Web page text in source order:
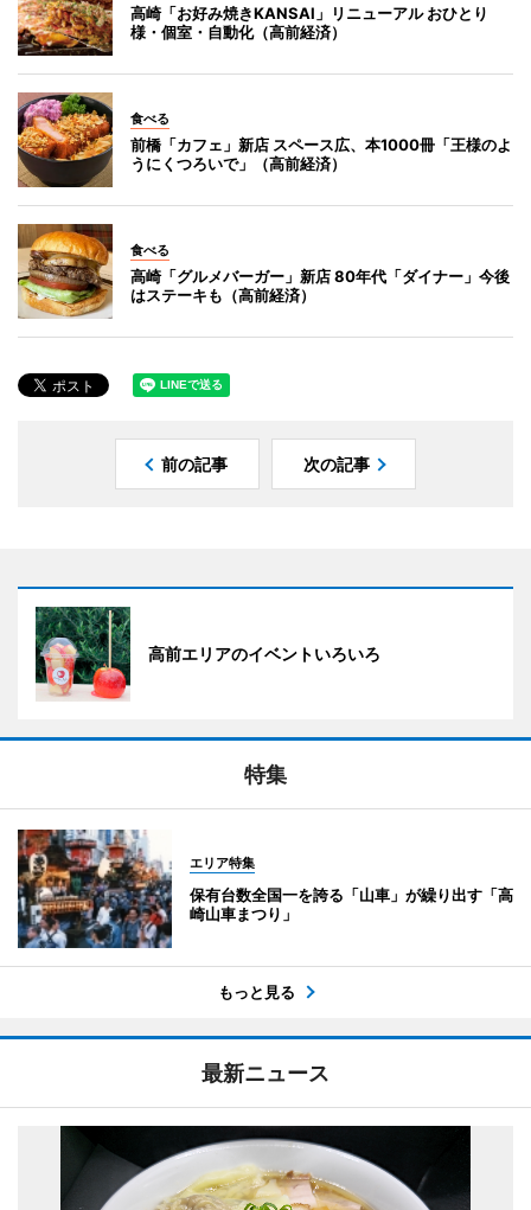
高崎「お好み焼きKANSAI」リニューアル おひとり
様・個室・自動化（高前経済）
食べる
前橋「カフェ」新店 スペース広、本1000冊「王様のよ
うにくつろいで」（高前経済）
食べる
高崎「グルメバーガー」新店 80年代「ダイナー」今後
はステーキも（高前経済）
前の記事 次の記事
高前エリアのイベントいろいろ
特集
エリア特集
保有台数全国一を誇る「山車」が繰り出す「高
崎山車まつり」
もっと見る
最新ニュース